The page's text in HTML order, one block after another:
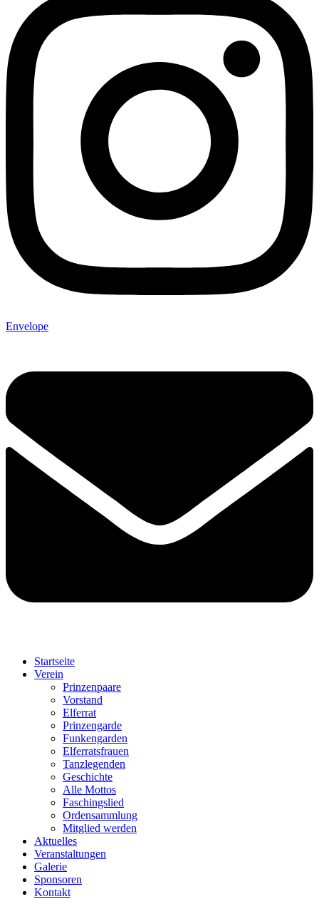
Envelope
Startseite
Verein
Prinzenpaare
Vorstand
Elferrat
Prinzengarde
Funkengarden
Elferratsfrauen
Tanzlegenden
Geschichte
Alle Mottos
Faschingslied
Ordensammlung
Mitglied werden
Aktuelles
Veranstaltungen
Galerie
Sponsoren
Kontakt